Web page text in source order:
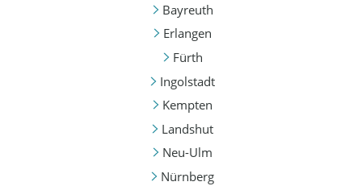
Bayreuth
Erlangen
Fürth
Ingolstadt
Kempten
Landshut
Neu-Ulm
Nürnberg